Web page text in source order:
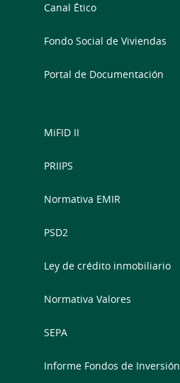
Canal Ético
Fondo Social de Viviendas
Portal de Documentación
MiFID II
PRIIPS
Normativa EMIR
PSD2
Ley de crédito inmobiliario
Normativa Valores
SEPA
Informe Fondos de Inversión